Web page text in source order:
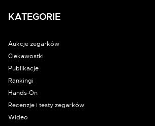
KATEGORIE
Aukcje zegarków
Ciekawostki
Publikacje
Rankingi
Hands-On
Recenzje i testy zegarków
Wideo